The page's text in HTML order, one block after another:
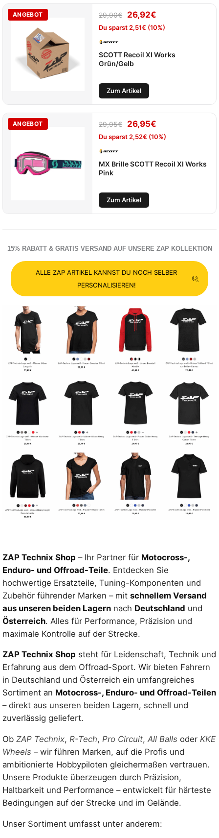
ANGEBOT 29,90€ 26,92€
Du sparst2,51€ (10%)
SCOTT Recoil XI Works
Grün/Gelb
Zum Artikel
ANGEBOT 29,95€ 26,95€
Du sparst2,52€ (10%)
MX Brille SCOTT Recoil XI Works
Pink
Zum Artikel
15% RABATT & GRATIS VERSAND AUF UNSERE ZAP KOLLEKTION
ALLE ZAP ARTIKEL KANNST DU NOCH SELBER
PERSONALISIEREN!
ZAP Technix Shop – Ihr Partner für Motocross-,
Enduro- und Offroad-Teile. Entdecken Sie
hochwertige Ersatzteile, Tuning-Komponenten und
Zubehör führender Marken – mit schnellem Versand
aus unseren beiden Lagern nach Deutschland und
Österreich. Alles für Performance, Präzision und
maximale Kontrolle auf der Strecke.
ZAP Technix Shop steht für Leidenschaft, Technik und
Erfahrung aus dem Offroad-Sport. Wir bieten Fahrern
in Deutschland und Österreich ein umfangreiches
Sortiment an Motocross-, Enduro- und Offroad-Teilen
– direkt aus unseren beiden Lagern, schnell und
zuverlässig geliefert.
Ob ZAP Technix, R-Tech, Pro Circuit, All Balls oder KKE
Wheels – wir führen Marken, auf die Profis und
ambitionierte Hobbypiloten gleichermaßen vertrauen.
Unsere Produkte überzeugen durch Präzision,
Haltbarkeit und Performance – entwickelt für härteste
Bedingungen auf der Strecke und im Gelände.
Unser Sortiment umfasst unter anderem: